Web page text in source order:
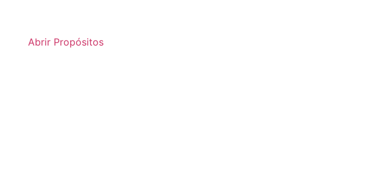
Abrir Propósitos